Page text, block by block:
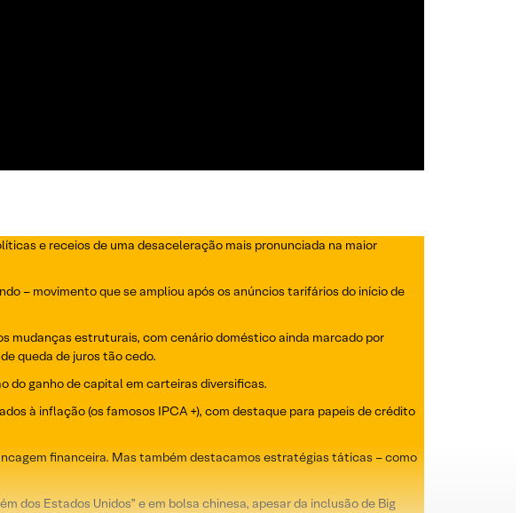
e receios de uma desaceleração mais pronunciada na maior
– movimento que se ampliou após os anúncios tarifários do início de
mudanças estruturais, com cenário doméstico ainda marcado por
queda de juros tão cedo.
do ganho de capital em carteiras diversificas.
à inflação (os famosos IPCA +), com destaque para papeis de crédito
financeira. Mas também destacamos estratégias táticas – como
dos Estados Unidos” e em bolsa chinesa, apesar da inclusão de Big